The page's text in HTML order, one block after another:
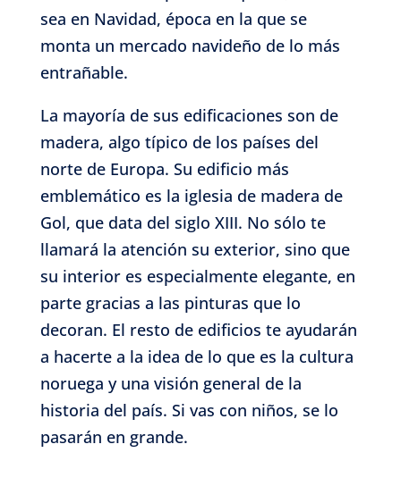
sea en Navidad, época en la que se
monta un mercado navideño de lo más
entrañable.
La mayoría de sus edificaciones son de
madera, algo típico de los países del
norte de Europa. Su edificio más
emblemático es la iglesia de madera de
Gol, que data del siglo XIII. No sólo te
llamará la atención su exterior, sino que
su interior es especialmente elegante, en
parte gracias a las pinturas que lo
decoran. El resto de edificios te ayudarán
a hacerte a la idea de lo que es la cultura
noruega y una visión general de la
historia del país. Si vas con niños, se lo
pasarán en grande.